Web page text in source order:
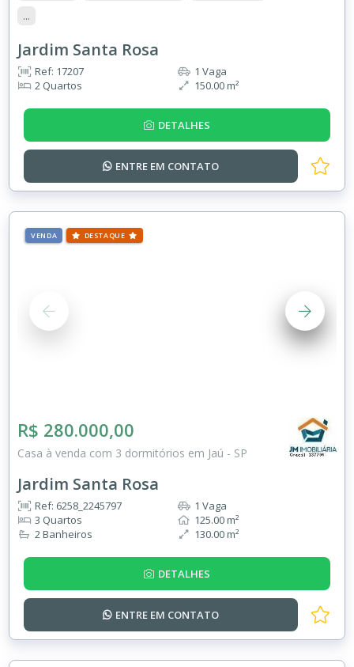
...
Jardim Santa Rosa
Ref: 17207
2 Quartos
1 Vaga
150.00 m²
DETALHES
ENTRE EM CONTATO
VENDA DESTAQUE
R$ 280.000,00
Casa à venda com 3 dormitórios em Jaú - SP
Jardim Santa Rosa
Ref: 6258_2245797
3 Quartos
2 Banheiros
1 Vaga
125.00 m²
130.00 m²
DETALHES
ENTRE EM CONTATO